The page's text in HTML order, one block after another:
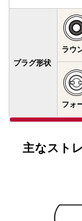
プラグ形状
ラウ
フォ
主なスト